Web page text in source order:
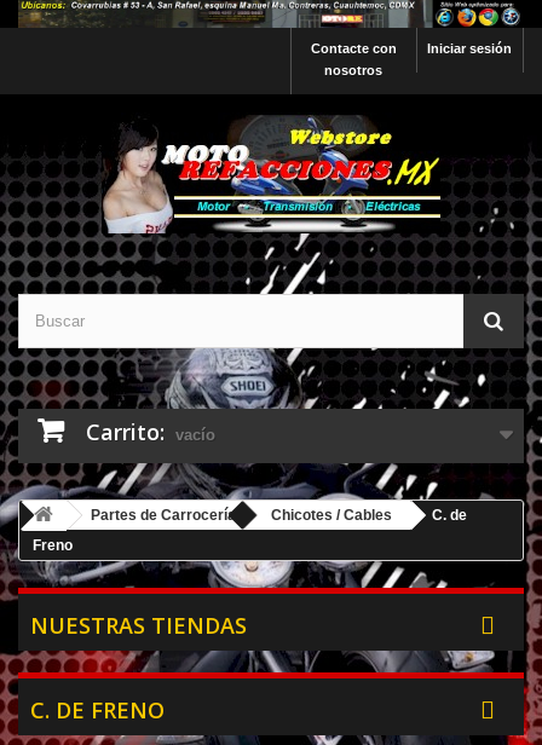
Iniciar sesión
Contacte con
nosotros
Carrito: vacío
Partes de Carrocería Chicotes / Cables
C. de
Freno
NUESTRAS TIENDAS
C. DE FRENO